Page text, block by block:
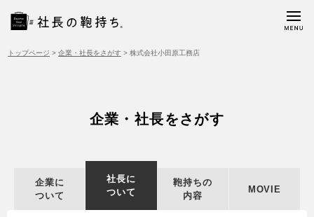
トップページ > 企業・社長をさがす > 株式会社小田原工務店
企業・社長をさがす
企業に
ついて
社長に
ついて
鞄持ちの
内容
MOVIE